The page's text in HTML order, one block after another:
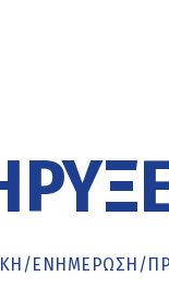
/ΕΝΗΜΈΡΩΣΗ /